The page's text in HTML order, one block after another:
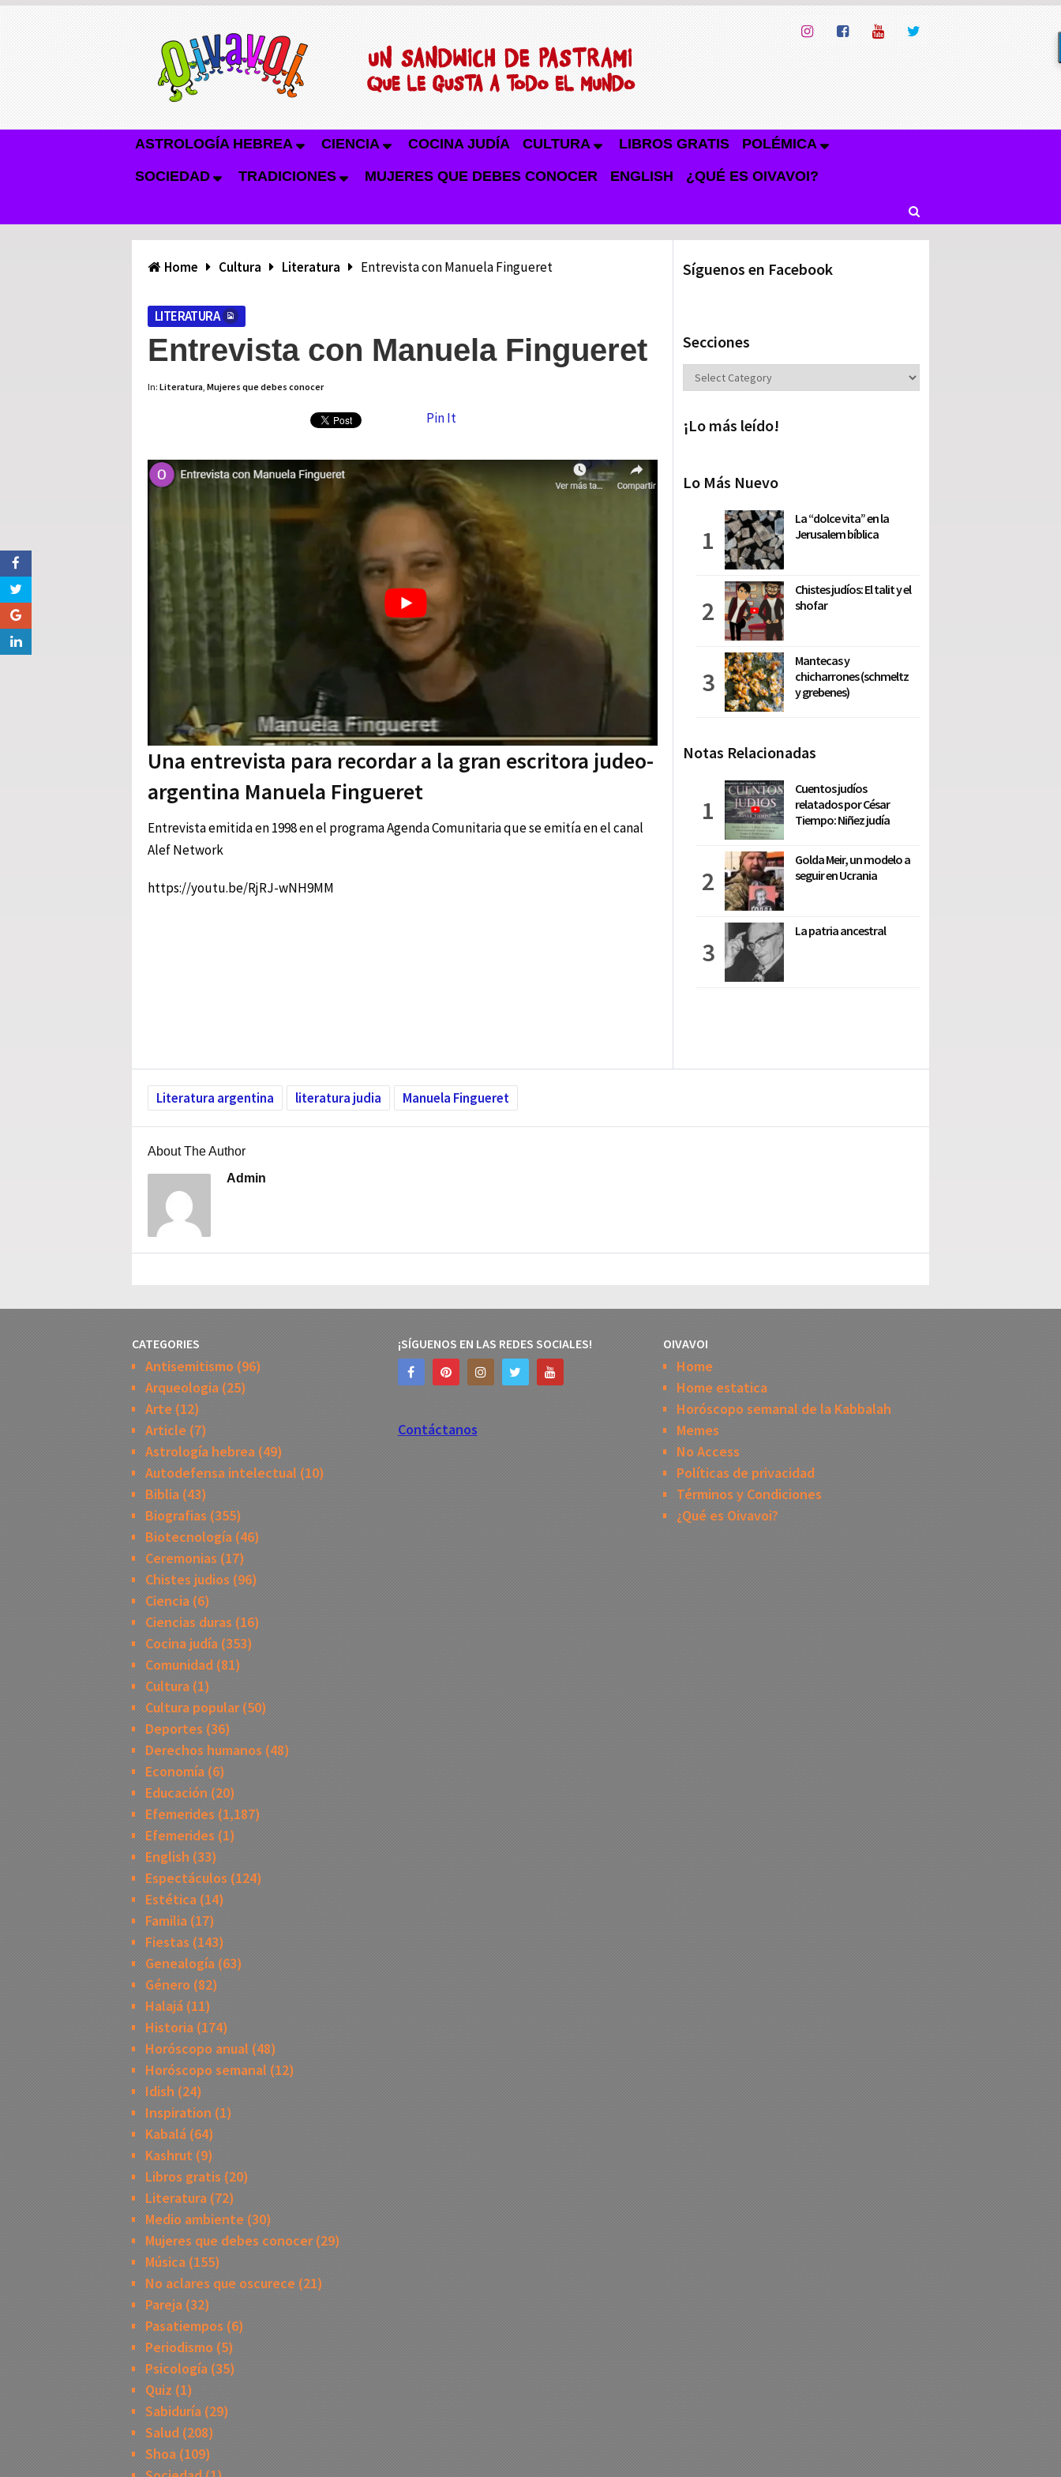
ASTROLOGÍA HEBREA CIENCIA COCINA JUDÍA CULTURA LIBROS GRATIS POLÉMICA
SOCIEDAD TRADICIONES MUJERES QUE DEBES CONOCER ENGLISH ¿QUÉ ES OIVAVOI?
Home Cultura Literatura Entrevista con Manuela Fingueret
LITERATURA
Entrevista con Manuela Fingueret
In: Literatura, Mujeres que debes conocer
Pin It
Una entrevista para recordar a la gran escritora judeo-
argentina Manuela Fingueret
Entrevista emitida en 1998 en el programa Agenda Comunitaria que se emitía en el canal
Alef Network
https://youtu.be/RjRJ-wNH9MM
Síguenos en Facebook
Secciones
Secciones
¡Lo más leído!
Lo Más Nuevo
La “dolce vita” en la
Jerusalem bíblica
Chistes judíos: El talit y el
shofar
Mantecas y
chicharrones (schmeltz
y grebenes)
Notas Relacionadas
Cuentos judíos
relatados por César
Tiempo: Niñez judía
Golda Meir, un modelo a
seguir en Ucrania
La patria ancestral
Literatura argentina literatura judia Manuela Fingueret
About The Author
Admin
CATEGORIES
Antisemitismo (96)
Arqueologia (25)
Arte (12)
Article (7)
Astrología hebrea (49)
Autodefensa intelectual (10)
Biblia (43)
Biografias (355)
Biotecnología (46)
Ceremonias (17)
Chistes judios (96)
Ciencia (6)
Ciencias duras (16)
Cocina judía (353)
Comunidad (81)
Cultura (1)
Cultura popular(50)
Deportes (36)
Derechos humanos (48)
Economía (6)
Educación (20)
Efemerides (1,187)
Efemerides (1)
English (33)
Espectáculos (124)
Estética (14)
Familia (17)
Fiestas (143)
Genealogía (63)
Género (82)
Halajá (11)
Historia (174)
Horóscopo anual (48)
Horóscopo semanal (12)
Idish (24)
Inspiration (1)
Kabalá (64)
Kashrut (9)
Libros gratis (20)
Literatura (72)
Medio ambiente (30)
Mujeres que debes conocer(29)
Música (155)
No aclares que oscurece (21)
Pareja (32)
Pasatiempos (6)
Periodismo (5)
Psicología (35)
Quiz (1)
Sabiduría (29)
Salud (208)
Shoa (109)
¡SÍGUENOS EN LAS REDES SOCIALES!
Contáctanos
OIVAVOI
Home
Home estatica
Horóscopo semanal de la Kabbalah
Memes
No Access
Políticas de privacidad
Términos y Condiciones
¿Qué es Oivavoi?